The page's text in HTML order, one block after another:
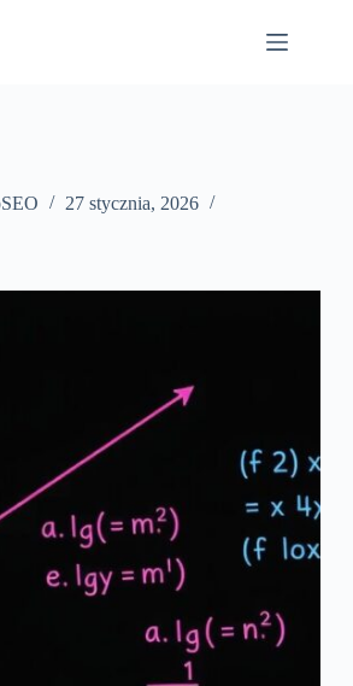
27 stycznia, 2026